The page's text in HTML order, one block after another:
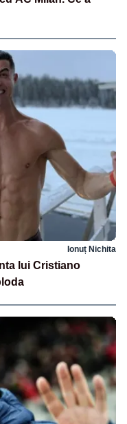
Ionuț Nichita
lui Cristiano